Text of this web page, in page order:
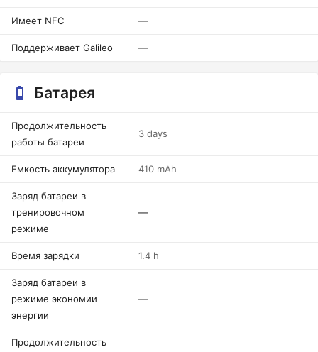
Имеет NFC —
Поддерживает Galileo —
Батарея
Продолжительность
работы батареи
3 days
Емкость аккумулятора 410 mAh
Заряд батареи в
тренировочном
режиме
—
Время зарядки 1.4 h
Заряд батареи в
режиме экономии
энергии
—
Продолжительность